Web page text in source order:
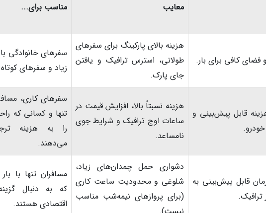
معایب مناسب برای...
فضای کافی برای بار.
هزینه بالای پارکینگ برای سفرهای
طولانی، استرس ترافیک و یافتن
جای پارک.
سفرهای خانوادگی با
زیاد و سفرهای
قابل پیش‌بینی و
هزینه نسبتاً بالا، افزایش قیمت در
ساعات اوج ترافیک و شرایط جوی
نامساعد.
سفرهای کاری،
تنها و کسانی که
را به هزینه
می‌دهند.
قابل پیش‌بینی به
ترافیک.
دشواری حمل چمدان‌های زیاد،
شلوغی و محدودیت ساعت کاری
(برای پروازهای نیمه‌شب مناسب
مسافران تنها با
که به دنبال
اقتصادی هستند.